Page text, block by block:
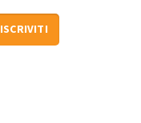
ISCRIVITI